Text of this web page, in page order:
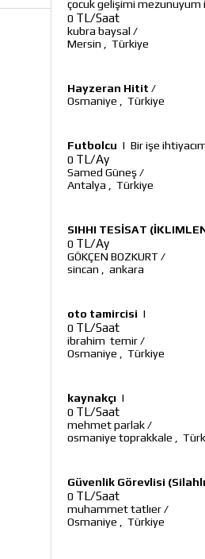
çocuk gelişimi mezunuyum
0 TL/Saat
kubra baysal /
Mersin
Türkiye
Hayzeran Hitit /
Osmaniye
Türkiye
Futbolcu | Bir işe
0 TL/Ay
Samed Güneş/
Antalya
Türkiye
SIHHI TESİSAT
0 TL/Ay
GÖKÇEN BOZKURT/
sincan
ankara
oto tamircisi |
0 TL/Saat
ibrahim temir/
Osmaniye
Türkiye
kaynakçı |
0 TL/Saat
mehmet parlak/
osmaniye toprakkale
Güvenlik Görevlisi
0 TL/Saat
muhammet tatlıer/
Osmaniye
Türkiye